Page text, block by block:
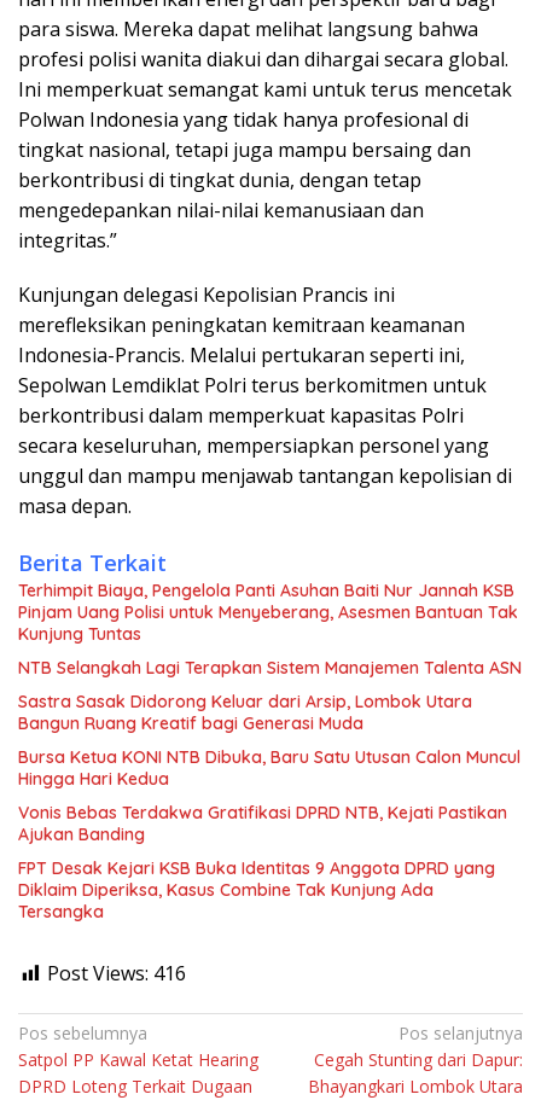
para siswa. Mereka dapat melihat langsung bahwa
profesi polisi wanita diakui dan dihargai secara global.
Ini memperkuat semangat kami untuk terus mencetak
Polwan Indonesia yang tidak hanya profesional di
tingkat nasional, tetapi juga mampu bersaing dan
berkontribusi di tingkat dunia, dengan tetap
mengedepankan nilai-nilai kemanusiaan dan
integritas.”
Kunjungan delegasi Kepolisian Prancis ini
merefleksikan peningkatan kemitraan keamanan
Indonesia-Prancis. Melalui pertukaran seperti ini,
Sepolwan Lemdiklat Polri terus berkomitmen untuk
berkontribusi dalam memperkuat kapasitas Polri
secara keseluruhan, mempersiapkan personel yang
unggul dan mampu menjawab tantangan kepolisian di
masa depan.
Berita Terkait
Terhimpit Biaya, Pengelola Panti Asuhan Baiti Nur Jannah KSB
Pinjam Uang Polisi untuk Menyeberang, Asesmen Bantuan Tak
Kunjung Tuntas
NTB Selangkah Lagi Terapkan Sistem Manajemen Talenta ASN
Sastra Sasak Didorong Keluar dari Arsip, Lombok Utara
Bangun Ruang Kreatif bagi Generasi Muda
Bursa Ketua KONI NTB Dibuka, Baru Satu Utusan Calon Muncul
Hingga Hari Kedua
Vonis Bebas Terdakwa Gratifikasi DPRD NTB, Kejati Pastikan
Ajukan Banding
FPT Desak Kejari KSB Buka Identitas 9 Anggota DPRD yang
Diklaim Diperiksa, Kasus Combine Tak Kunjung Ada
Tersangka
Post Views: 416
Navigasi
pos
Pos sebelumnya
Satpol PP Kawal Ketat Hearing
DPRD Loteng Terkait Dugaan
Pos selanjutnya
Cegah Stunting dari Dapur:
Bhayangkari Lombok Utara